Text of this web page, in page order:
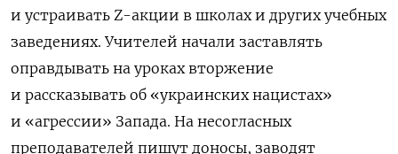
и устраивать Z-акции в школах и других учебных
заведениях. Учителей начали заставлять
оправдывать на уроках вторжение
и рассказывать об «украинских нацистах»
и «агрессии» Запада. На несогласных
преподавателей пишут доносы, заводят